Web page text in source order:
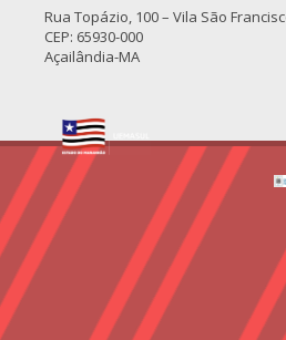
Rua Topázio, 100 – Vila São
CEP: 65930-000
Açailândia-MA